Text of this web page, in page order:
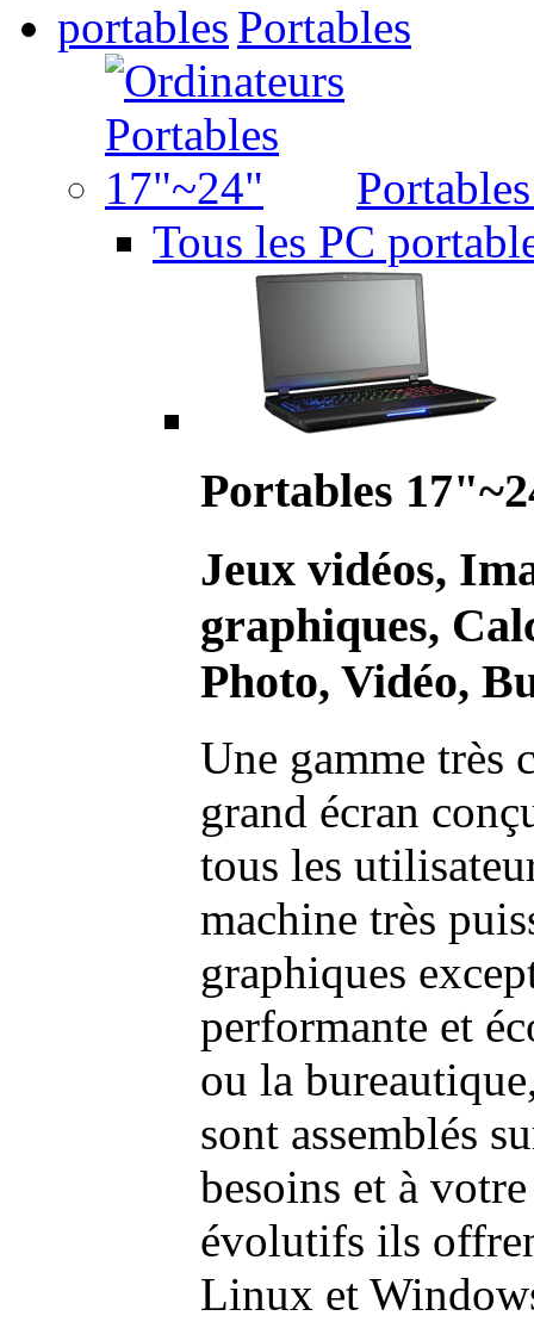
Portables
Tous les PC
Portables
Jeux vidéos,
graphiques,
Photo, Vidéo,
Une gamme très
grand écran
tous les
machine très
graphiques
performante et
ou la
sont assemblés
besoins et à
évolutifs ils
Linux et